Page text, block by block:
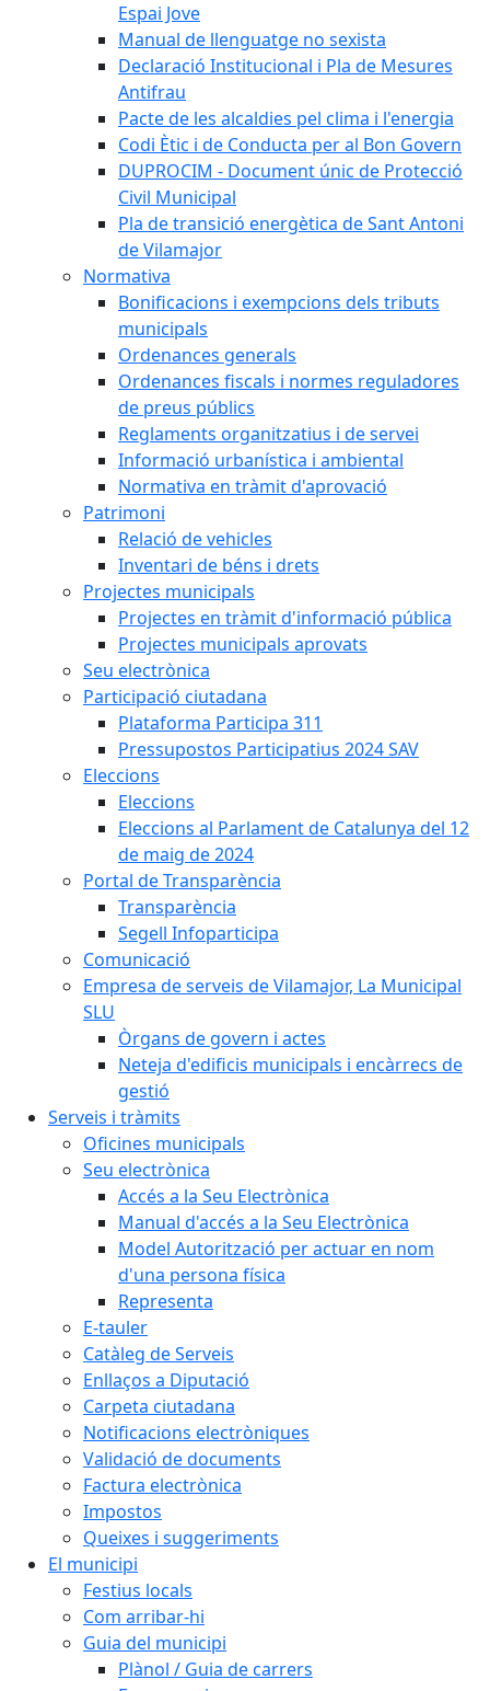
Espai Jove
Manual de llenguatge no sexista
Declaració Institucional i Pla de Mesures
Antifrau
Pacte de les alcaldies pel clima i l'energia
Codi Ètic i de Conducta per al Bon Govern
DUPROCIM - Document únic de Protecció
Civil Municipal
Pla de transició energètica de Sant Antoni
de Vilamajor
Normativa
Bonificacions i exempcions dels tributs
municipals
Ordenances generals
Ordenances fiscals i normes reguladores
de preus públics
Reglaments organitzatius i de servei
Informació urbanística i ambiental
Normativa en tràmit d'aprovació
Patrimoni
Relació de vehicles
Inventari de béns i drets
Projectes municipals
Projectes en tràmit d'informació pública
Projectes municipals aprovats
Seu electrònica
Participació ciutadana
Plataforma Participa 311
Pressupostos Participatius 2024 SAV
Eleccions
Eleccions
Eleccions al Parlament de Catalunya del 12
de maig de 2024
Portal de Transparència
Transparència
Segell Infoparticipa
Comunicació
Empresa de serveis de Vilamajor, La Municipal
SLU
Òrgans de govern i actes
Neteja d'edificis municipals i encàrrecs de
gestió
Serveis i tràmits
Oficines municipals
Seu electrònica
Accés a la Seu Electrònica
Manual d'accés a la Seu Electrònica
Model Autorització per actuar en nom
d'una persona física
Representa
E-tauler
Catàleg de Serveis
Enllaços a Diputació
Carpeta ciutadana
Notificacions electròniques
Validació de documents
Factura electrònica
Impostos
Queixes i suggeriments
El municipi
Festius locals
Com arribar-hi
Guia del municipi
Plànol / Guia de carrers